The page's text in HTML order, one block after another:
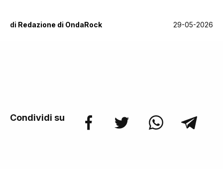
di Redazione di OndaRock 29-05-2026
Condividi su